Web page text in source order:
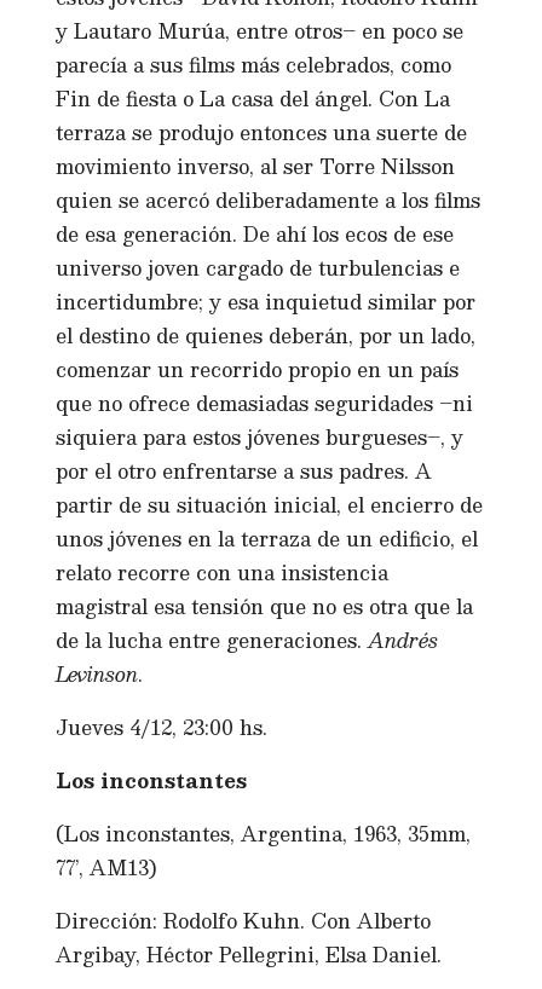
y Lautaro Murúa, entre otros– en poco se
parecía a sus films más celebrados, como
Fin de fiesta o La casa del ángel. Con La
terraza se produjo entonces una suerte de
movimiento inverso, al ser Torre Nilsson
quien se acercó deliberadamente a los films
de esa generación. De ahí los ecos de ese
universo joven cargado de turbulencias e
incertidumbre; y esa inquietud similar por
el destino de quienes deberán, por un lado,
comenzar un recorrido propio en un país
que no ofrece demasiadas seguridades –ni
siquiera para estos jóvenes burgueses–, y
por el otro enfrentarse a sus padres. A
partir de su situación inicial, el encierro de
unos jóvenes en la terraza de un edificio, el
relato recorre con una insistencia
magistral esa tensión que no es otra que la
de la lucha entre generaciones.Andrés
Levinson.
Jueves 4/12, 23:00 hs.
Los inconstantes
(Los inconstantes, Argentina, 1963, 35mm,
77’, AM13)
Dirección: Rodolfo Kuhn. Con Alberto
Argibay, Héctor Pellegrini, Elsa Daniel.